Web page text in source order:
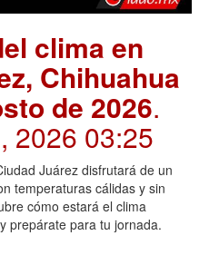
clima en
Chihuahua
de 2026.
2026 03:25
Juárez disfrutará de un
temperaturas cálidas y sin
cómo estará el clima
prepárate para tu jornada.